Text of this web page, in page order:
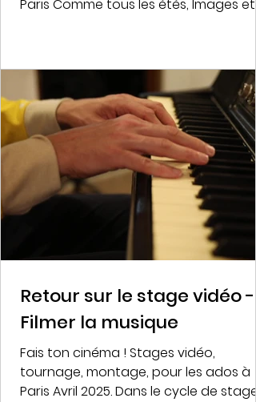
Paris Comme tous les étés, Images et
Retour sur le stage vidéo -
Filmer la musique
Fais ton cinéma ! Stages vidéo,
tournage, montage, pour les ados à
Paris Avril 2025. Dans le cycle de stages